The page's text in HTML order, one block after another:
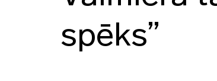
spēks”